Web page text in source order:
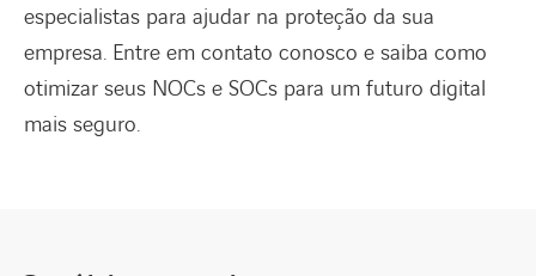
especialistas para ajudar na proteção da sua
empresa. Entre em contato conosco e saiba como
otimizar seus NOCs e SOCs para um futuro digital
mais seguro.